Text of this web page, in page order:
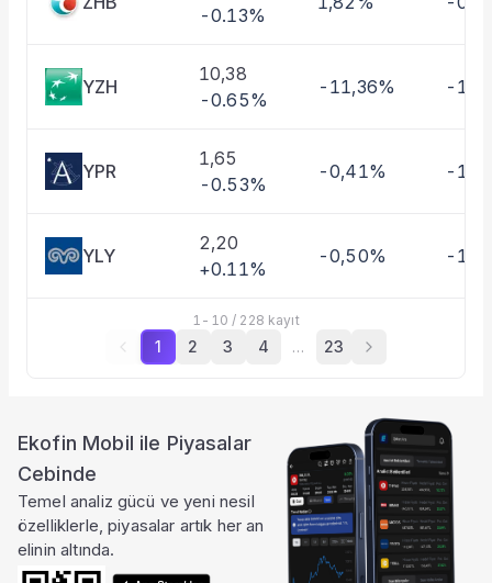
-0.13%
YZH
10,38
-0.65%
-11,36% -
YPR
1,65
-0.53%
-0,41% -
YLY
2,20
+0.11%
-0,50% -
1 - 10 / 228 kayıt
1 2 3 4 … 23
Ekofin Mobil ile Piyasalar
Cebinde
Temel analiz gücü ve yeni nesil
özelliklerle, piyasalar artık her an
elinin altında.